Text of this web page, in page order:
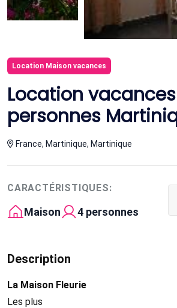
Location Maison vacances
Location
personnes
France, Martinique, Martinique
CARACTÉRISTIQUES:
Maison 4 personnes
Description
La Maison Fleurie
Les plus